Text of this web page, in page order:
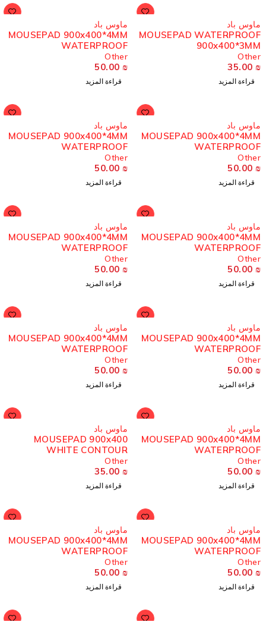
ماوس باد
MOUSEPAD WATERPROOF
900x400*3MM
Other
35.00
قراءة المزيد
ماوس باد
MOUSEPAD 900x400*4MM
WATERPROOF
Other
50.00
قراءة المزيد
ماوس باد
MOUSEPAD 900x400*4MM
WATERPROOF
Other
50.00
قراءة المزيد
ماوس باد
MOUSEPAD 900x400*4MM
WATERPROOF
Other
50.00
قراءة المزيد
ماوس باد
MOUSEPAD 900x400*4MM
WATERPROOF
Other
50.00
قراءة المزيد
ماوس باد
MOUSEPAD 900x400*4MM
WATERPROOF
Other
50.00
قراءة المزيد
ماوس باد
MOUSEPAD 900x400*4MM
WATERPROOF
Other
50.00
قراءة المزيد
ماوس باد
MOUSEPAD 900x400*4MM
WATERPROOF
Other
50.00
قراءة المزيد
ماوس باد
MOUSEPAD 900x400*4MM
WATERPROOF
Other
50.00
قراءة المزيد
ماوس باد
MOUSEPAD 900x400
WHITE CONTOUR
Other
35.00
قراءة المزيد
ماوس باد
MOUSEPAD 900x400*4MM
WATERPROOF
Other
50.00
قراءة المزيد
ماوس باد
MOUSEPAD 900x400*4MM
WATERPROOF
Other
50.00
قراءة المزيد